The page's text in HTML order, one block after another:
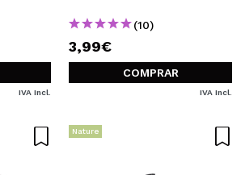
IVA Incl.
(10)
3,99€
COMPRAR
IVA Incl.
Nature